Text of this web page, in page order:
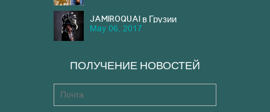
JAMIROQUAI в Грузии
May 06, 2017
ПОЛУЧЕНИЕ НОВОСТЕЙ